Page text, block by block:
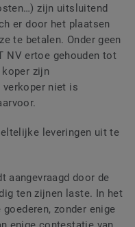
zijn uitsluitend
er door het plaatsen
te betalen. Onder geen
NV ertoe gehouden tot
zijn
verkoper niet is
leveringen uit te
aangevraagd door de
ten zijnen laste. In het
zonder enige